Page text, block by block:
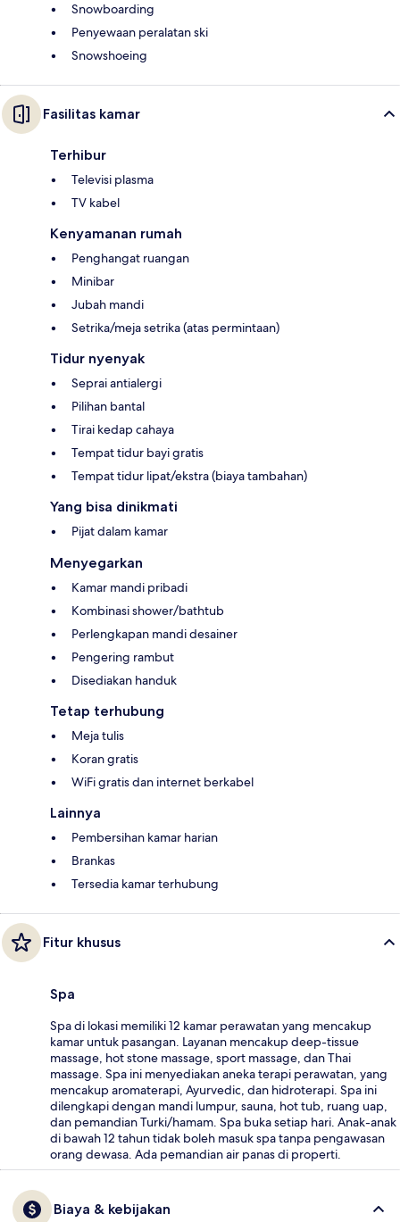
Snowboarding
Penyewaan peralatan ski
Snowshoeing
Fasilitas kamar
Terhibur
Televisi plasma
TV kabel
Kenyamanan rumah
Penghangat ruangan
Minibar
Jubah mandi
Setrika/meja setrika (atas permintaan)
Tidur nyenyak
Seprai antialergi
Pilihan bantal
Tirai kedap cahaya
Tempat tidur bayi gratis
Tempat tidur lipat/ekstra (biaya tambahan)
Yang bisa dinikmati
Pijat dalam kamar
Menyegarkan
Kamar mandi pribadi
Kombinasi shower/bathtub
Perlengkapan mandi desainer
Pengering rambut
Disediakan handuk
Tetap terhubung
Meja tulis
Koran gratis
WiFi gratis dan internet berkabel
Lainnya
Pembersihan kamar harian
Brankas
Tersedia kamar terhubung
Fitur khusus
Spa
Spa di lokasi memiliki 12 kamar perawatan yang mencakup
kamar untuk pasangan. Layanan mencakup deep-tissue
massage, hot stone massage, sport massage, dan Thai
massage. Spa ini menyediakan aneka terapi perawatan, yang
mencakup aromaterapi, Ayurvedic, dan hidroterapi. Spa ini
dilengkapi dengan mandi lumpur, sauna, hot tub, ruang uap,
dan pemandian Turki/hamam. Spa buka setiap hari. Anak-anak
di bawah 12 tahun tidak boleh masuk spa tanpa pengawasan
orang dewasa. Ada pemandian air panas di properti.
Biaya & kebijakan